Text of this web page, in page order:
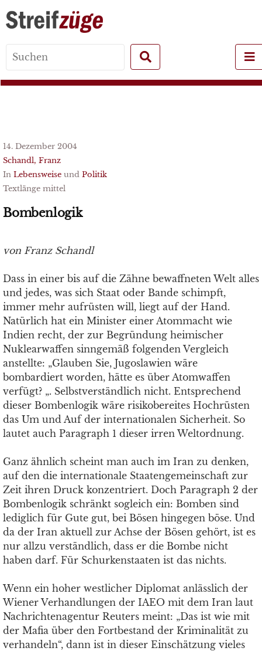
for:
14. Dezember 2004
Schandl, Franz
In Lebensweise und Politik
Textlänge mittel
Bombenlogik
von Franz Schandl
Dass in einer bis auf die Zähne bewaffneten Welt alles
und jedes, was sich Staat oder Bande schimpft,
immer mehr aufrüsten will, liegt auf der Hand.
Natürlich hat ein Minister einer Atommacht wie
Indien recht, der zur Begründung heimischer
Nuklearwaffen sinngemäß folgenden Vergleich
anstellte: „Glauben Sie, Jugoslawien wäre
bombardiert worden, hätte es über Atomwaffen
verfügt? „. Selbstverständlich nicht. Entsprechend
dieser Bombenlogik wäre risikobereites Hochrüsten
das Um und Auf der internationalen Sicherheit. So
lautet auch Paragraph 1 dieser irren Weltordnung.
Ganz ähnlich scheint man auch im Iran zu denken,
auf den die internationale Staatengemeinschaft zur
Zeit ihren Druck konzentriert. Doch Paragraph 2 der
Bombenlogik schränkt sogleich ein: Bomben sind
lediglich für Gute gut, bei Bösen hingegen böse. Und
da der Iran aktuell zur Achse der Bösen gehört, ist es
nur allzu verständlich, dass er die Bombe nicht
haben darf. Für Schurkenstaaten ist das nichts.
Wenn ein hoher westlicher Diplomat anlässlich der
Wiener Verhandlungen der IAEO mit dem Iran laut
Nachrichtenagentur Reuters meint: „Das ist wie mit
der Mafia über den Fortbestand der Kriminalität zu
verhandeln“, dann ist in dieser Einschätzung vieles